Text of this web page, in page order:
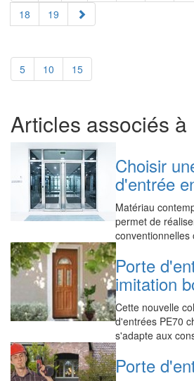
18
19
5 10 15
Articles associés à
Choisir
d'entrée
Matériau
permet de
Porte
imitation
Cette nouvelle
d'entrées PE70
s'adapte aux
Porte